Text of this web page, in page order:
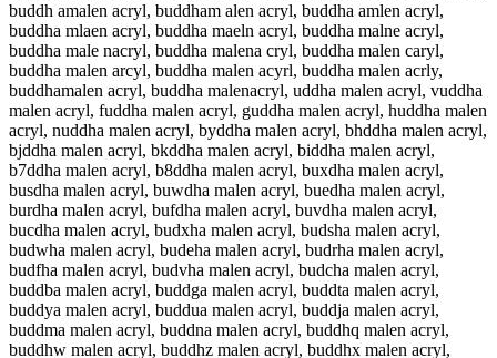
buddh amalen acryl, buddham alen acryl, buddha amlen acryl,
buddha mlaen acryl, buddha maeln acryl, buddha malne acryl,
buddha male nacryl, buddha malena cryl, buddha malen caryl,
buddha malen arcyl, buddha malen acyrl, buddha malen acrly,
buddhamalen acryl, buddha malenacryl, uddha malen acryl, vuddha
malen acryl, fuddha malen acryl, guddha malen acryl, huddha malen
acryl, nuddha malen acryl, byddha malen acryl, bhddha malen acryl,
bjddha malen acryl, bkddha malen acryl, biddha malen acryl,
b7ddha malen acryl, b8ddha malen acryl, buxdha malen acryl,
busdha malen acryl, buwdha malen acryl, buedha malen acryl,
burdha malen acryl, bufdha malen acryl, buvdha malen acryl,
bucdha malen acryl, budxha malen acryl, budsha malen acryl,
budwha malen acryl, budeha malen acryl, budrha malen acryl,
budfha malen acryl, budvha malen acryl, budcha malen acryl,
buddba malen acryl, buddga malen acryl, buddta malen acryl,
buddya malen acryl, buddua malen acryl, buddja malen acryl,
buddma malen acryl, buddna malen acryl, buddhq malen acryl,
buddhw malen acryl, buddhz malen acryl, buddhx malen acryl,